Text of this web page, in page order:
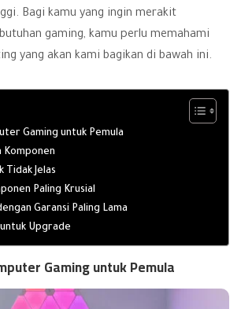
Bagi kamu yang ingin merakit
gaming, kamu perlu memahami
yang akan kami bagikan di bawah ini.
Gaming untuk Pemula
Komponen
Tidak Jelas
Paling Krusial
Garansi Paling Lama
Upgrade
Gaming untuk Pemula